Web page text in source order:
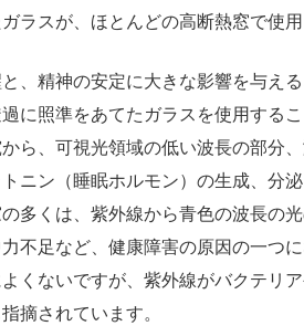
ラスが、ほとんどの高断熱窓で使用
、精神の安定に大きな影響を与え
に照準をあてたガラスを使用する
ら、可視光領域の低い波長の部分、
ニン（睡眠ホルモン）の生成、分
多くは、紫外線から青色の波長の
不足など、健康障害の原因の一つ
くないですが、紫外線がバクテリ
摘されています。